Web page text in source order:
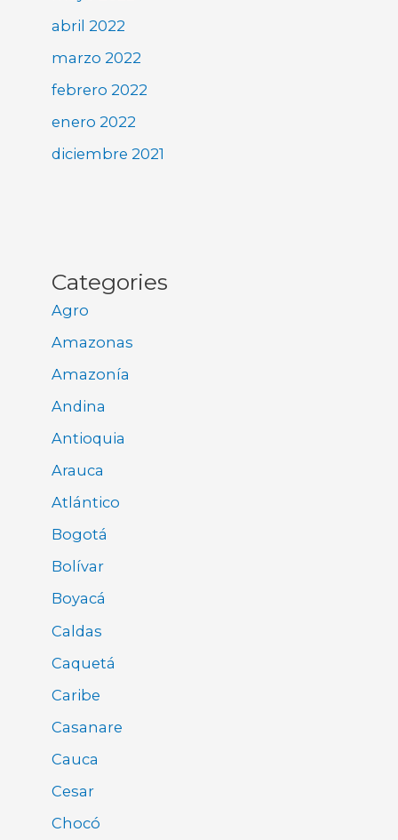
abril 2022
marzo 2022
febrero 2022
enero 2022
diciembre 2021
Categories
Agro
Amazonas
Amazonía
Andina
Antioquia
Arauca
Atlántico
Bogotá
Bolívar
Boyacá
Caldas
Caquetá
Caribe
Casanare
Cauca
Cesar
Chocó